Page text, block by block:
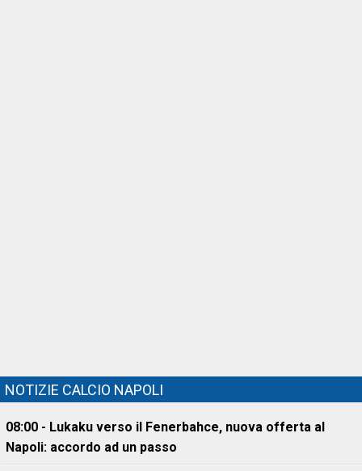
NOTIZIE CALCIO NAPOLI
08:00 - Lukaku verso il Fenerbahce, nuova offerta al
Napoli: accordo ad un passo